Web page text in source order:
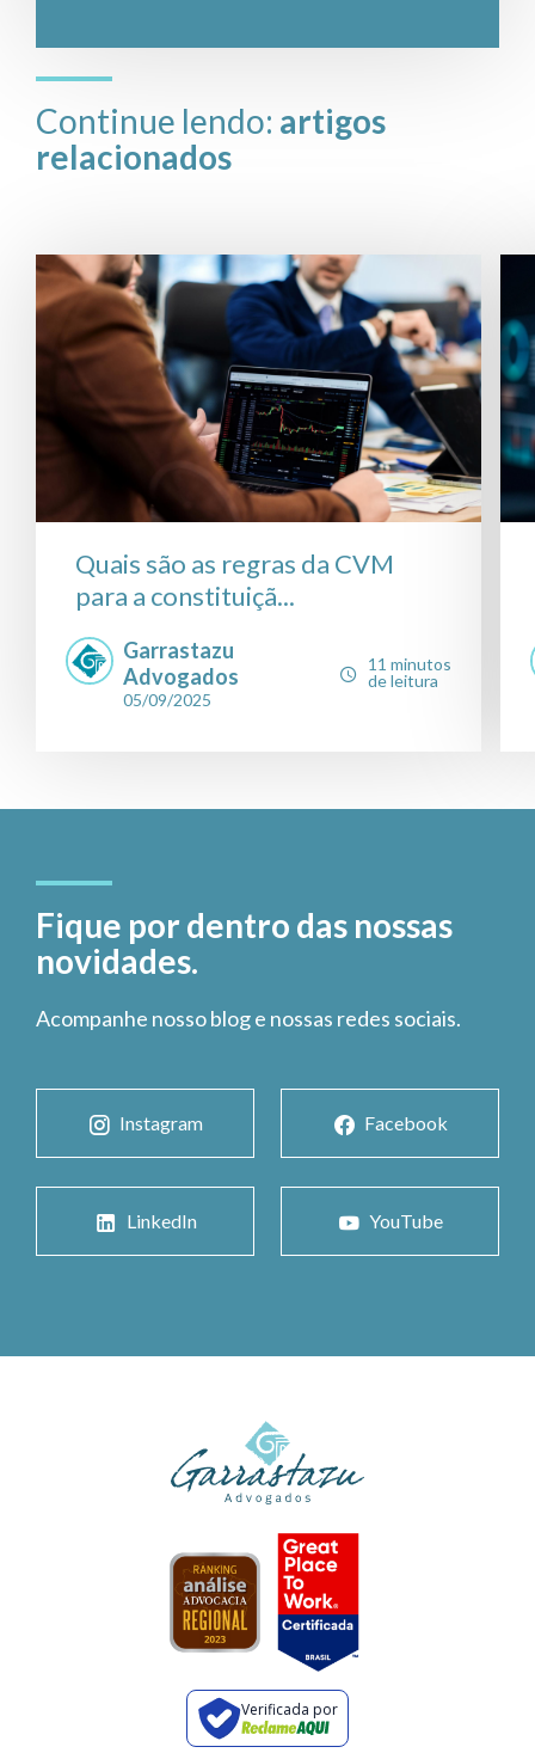
Continue lendo: artigos
relacionados
Quais são as regras da CVM
para a constituiçã...
Garrastazu
Advogados
05/09/2025
11 minutos
de leitura
Fique por dentro das nossas
novidades.
Acompanhe nosso blog e nossas redes sociais.
Instagram Facebook
LinkedIn YouTube
Verificada por